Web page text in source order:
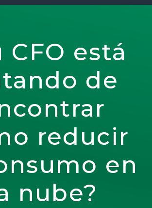
CFO está
de
reducir
en
nube?